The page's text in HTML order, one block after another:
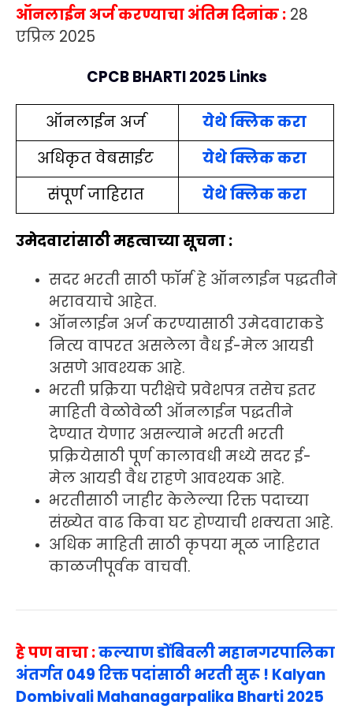
ऑनलाईन अर्ज करण्याचा अंतिम दिनांक : 28
एप्रिल 2025
CPCB BHARTI 2025 Links
ऑनलाईन अर्ज
येथे क्लिक करा
अधिकृत वेबसाईट
येथे क्लिककरा
संपूर्ण जाहिरात
येथे क्लिक करा
उमेदवारांसाठी महत्वाच्या सूचना :
सदर भरती साठी फॉर्म हे ऑनलाईन पद्धतीने
भरावयाचे आहेत.
ऑनलाईन अर्ज करण्यासाठी उमेदवाराकडे
नित्य वापरत असलेला वैध ई-मेल आयडी
असणे आवश्यक आहे.
भरती प्रक्रिया परीक्षेचे प्रवेशपत्र तसेच इतर
माहिती वेळोवेळी ऑनलाईन पद्धतीने
देण्यात येणार असल्याने भरती भरती
प्रक्रियेसाठी पूर्ण कालावधी मध्ये सदर ई-
मेल आयडी वैध राहणे आवश्यक आहे.
भरतीसाठी जाहीर केलेल्या रिक्त पदाच्या
संख्येत वाढ किवा घट होण्याची शक्यता आहे.
अधिक माहिती साठी कृपया मूळ जाहिरात
काळजीपूर्वक वाचवी.
हे पण वाचा :कल्याण डोंबिवली महानगरपालिका
अंतर्गत 049 रिक्त पदांसाठी भरती सुरू ! Kalyan
Dombivali Mahanagarpalika Bharti 2025